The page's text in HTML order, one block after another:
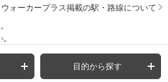
ウォーカープラス掲載の駅・路線について
目的から探す